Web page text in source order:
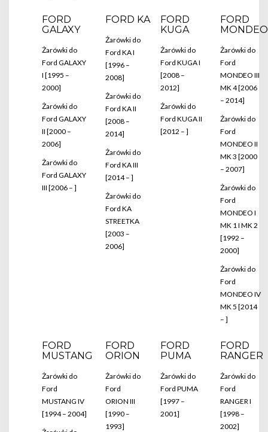
FORD
GALAXY
Żarówki do
Ford GALAXY
I [1995 –
2000]
Żarówki do
Ford GALAXY
II [2000 –
2006]
Żarówki do
Ford GALAXY
III [2006 – ]
FORD KA
Żarówki do
Ford KA I
[1996 –
2008]
Żarówki do
Ford KA II
[2008 –
2014]
Żarówki do
Ford KA III
[2014 – ]
Żarówki do
Ford KA
STREETKA
[2003 –
2006]
FORD
KUGA
Żarówki do
Ford KUGA I
[2008 –
2012]
Żarówki do
Ford KUGA II
[2012 – ]
FORD
MONDEO
Żarówki do
Ford
MONDEO III
MK 4 [2006
– 2014]
Żarówki do
Ford
MONDEO II
MK 3 [2000
– 2007]
Żarówki do
Ford
MONDEO I
MK 1 I MK 2
[1992 –
2000]
Żarówki do
Ford
MONDEO IV
MK 5 [2014
– ]
FORD
MUSTANG
Żarówki do
Ford
MUSTANG IV
[1994 – 2004]
FORD
ORION
Żarówki do
Ford
ORION III
[1990 –
1993]
FORD
PUMA
Żarówki do
Ford PUMA
[1997 –
2001]
FORD
RANGER
Żarówki do
Ford
RANGER I
[1998 –
2002]